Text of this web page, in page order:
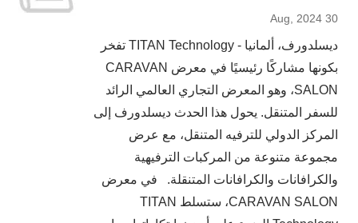
30 Aug, 2024
ديسلدورف، ألمانيا - TITAN Technology تفخر
بكونها مشاركًا رئيسيًا في معرض CARAVAN
SALON، وهو المعرض التجاري العالمي الرائد
للسفر المتنقل. يحول هذا الحدث ديسلدورف إلى
المركز الدولي للترفيه المتنقل، مع عرض
مجموعة متنوعة من المركبات الترفيهية
والكرافانات والكرافانات المتنقلة. في معرض
CARAVAN SALON، ستسلط TITAN